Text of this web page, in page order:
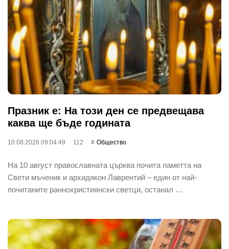
Празник е: На този ден се предвещава
каква ще бъде годината
10.08.2026 09:04:49 112 Общество
На 10 август православната църква почита паметта на
Свети мъченик и архидякон Лаврентий – един от най-
почитаните раннохристиянски светци, останал …